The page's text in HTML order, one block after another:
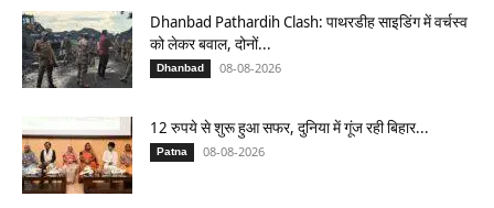
Dhanbad Pathardih Clash: पाथरडीह साइडिंग में वर्चस्व
को लेकर बवाल, दोनों...
Dhanbad 08-08-2026
12 रुपये से शुरू हुआ सफर, दुनिया में गूंज रही बिहार...
Patna 08-08-2026